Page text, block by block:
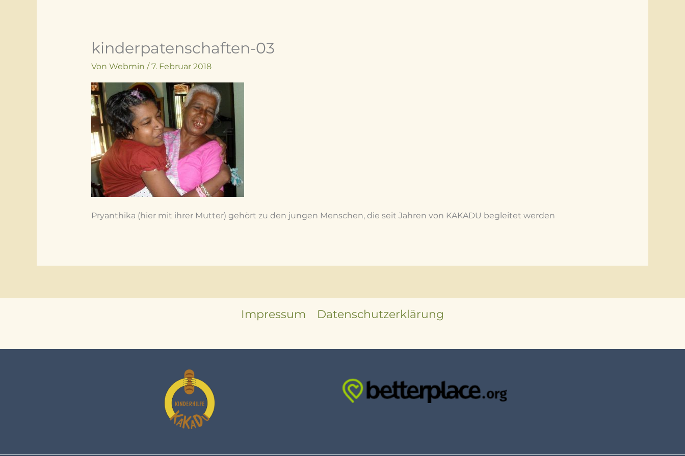
kinderpatenschaften-03
Von Webmin /7. Februar 2018
Pryanthika (hier mit ihrer Mutter) gehört zu den jungen Menschen, die seit Jahren von KAKADU begleitet werden
Impressum Datenschutzerklärung